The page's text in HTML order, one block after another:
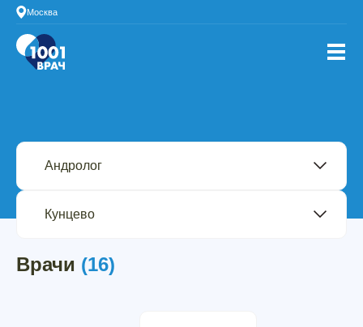
Москва
Врачи (16)